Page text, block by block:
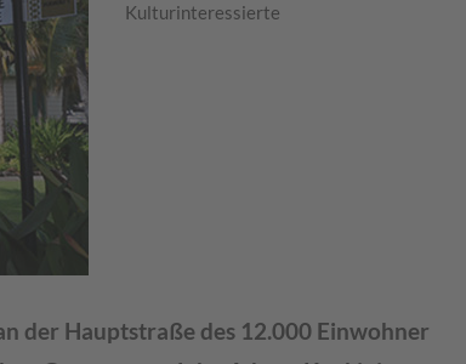
Kulturinteressierte
der Hauptstraße des 12.000 Einwohner